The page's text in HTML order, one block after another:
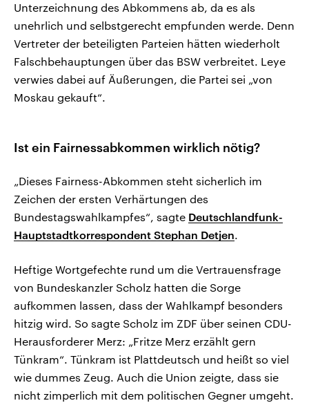
Unterzeichnung des Abkommens ab, da es als
unehrlich und selbstgerecht empfunden werde. Denn
Vertreter der beteiligten Parteien hätten wiederholt
Falschbehauptungen über das BSW verbreitet. Leye
verwies dabei auf Äußerungen, die Partei sei „von
Moskau gekauft“.
Ist ein Fairnessabkommen wirklich nötig?
„Dieses Fairness-Abkommen steht sicherlich im
Zeichen der ersten Verhärtungen des
Bundestagswahlkampfes“, sagte Deutschlandfunk-
Hauptstadtkorrespondent Stephan Detjen.
Heftige Wortgefechte rund um die Vertrauensfrage
von Bundeskanzler Scholz hatten die Sorge
aufkommen lassen, dass der Wahlkampf besonders
hitzig wird. So sagte Scholz im ZDF über seinen CDU-
Herausforderer Merz: „Fritze Merz erzählt gern
Tünkram“. Tünkram ist Plattdeutsch und heißt so viel
wie dummes Zeug. Auch die Union zeigte, dass sie
nicht zimperlich mit dem politischen Gegner umgeht.